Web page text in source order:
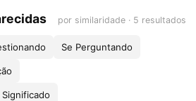
por similaridade · 5 resultados
Se Perguntando